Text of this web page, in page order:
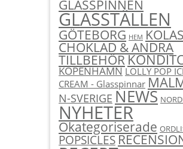
GLASSPINNEN
GLASSTÄLLEN
GÖTEBORG HEM
CHOKLAD & ANDRA
TILLBEHÖR
KÖPENHAMN LOLLY POP
CREAM - Glasspinnar
N-SVERIGE NEWS
NYHETER
Okategoriserade
POPSICLES